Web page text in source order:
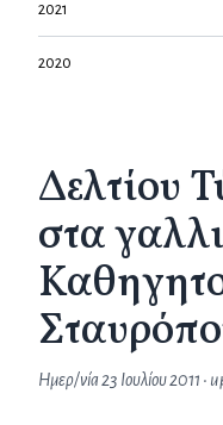
2021
2020
Δελτίου
στα
Ημερ/νία23 Ιουλίου 2011 •